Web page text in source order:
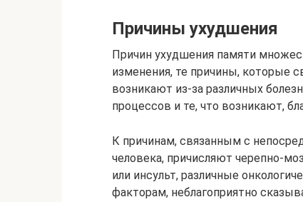
Причины ухудшения
Причин ухудшения памяти
изменения, те причины, которые
возникают из-за различных
процессов и те, что возникают,
К причинам, связанным с
человека, причисляют черепно-
или инсульт, различные
факторам, неблагоприятно